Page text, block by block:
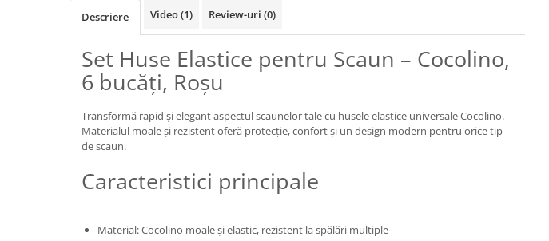
Descriere Video(1) Review-uri (0)
Set Huse Elastice pentru Scaun – Cocolino,
6 bucăți, Roșu
Transformă rapid și elegant aspectul scaunelor tale cu husele elastice universale Cocolino.
Materialul moale și rezistent oferă protecție, confort și un design modern pentru orice tip
de scaun.
Caracteristici principale
Material: Cocolino moale și elastic, rezistent la spălări multiple